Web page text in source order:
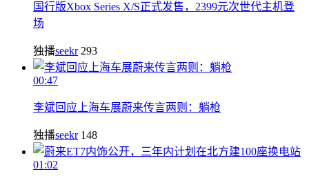
国行版Xbox Series X/S正式发售，2399元次世代主机登
场
独播seekr 293
00:47
李斌回应上海车展蔚来传言两则：躺枪
独播seekr 148
01:02